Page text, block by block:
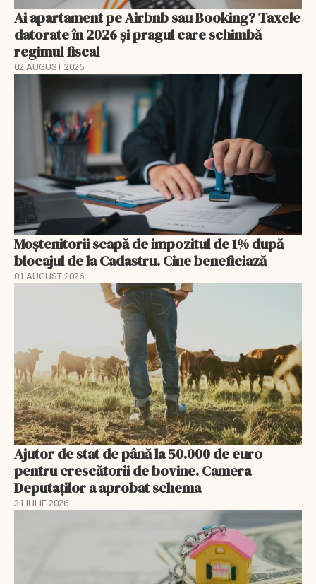
Ai apartament pe Airbnb sau Booking? Taxele
datorate în 2026 și pragul care schimbă
regimul fiscal
02 AUGUST 2026
Moștenitorii scapă de impozitul de 1% după
blocajul de la Cadastru. Cine beneficiază
01 AUGUST 2026
Ajutor de stat de până la 50.000 de euro
pentru crescătorii de bovine. Camera
Deputaților a aprobat schema
31 IULIE 2026